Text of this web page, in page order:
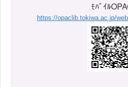
ﾓﾊﾞｲﾙ
https://opaclib.tokiwa.ac.jp/